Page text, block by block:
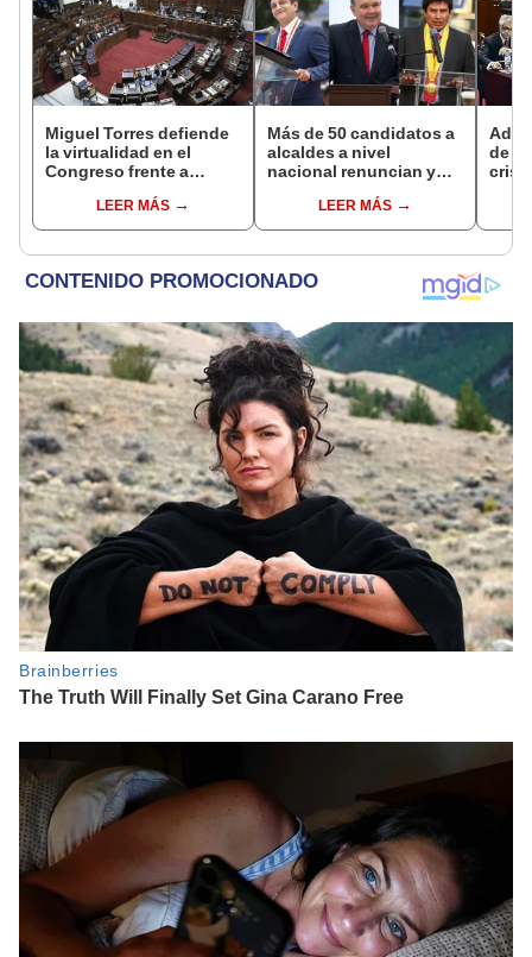
Miguel Torres defiende
la virtualidad en el
Congreso frente a
plantea la
presencialidad
LEER MÁS
Más de 50 candidatos a
alcaldes a nivel
nacional renuncian y
encubiertaLEER MÁS
de